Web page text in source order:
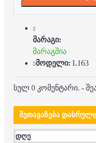
მარაგი:
მარაგშია
მოდელი: L163
სულ 0 კომენტარი. -
ᲨᲔᲗᲐᲕᲐᲖᲔᲑᲐ
დღე